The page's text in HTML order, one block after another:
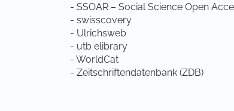
- SSOAR – Social Science Open
- swisscovery
- Ulrichsweb
- utb elibrary
- WorldCat
- Zeitschriftendatenbank (ZDB)